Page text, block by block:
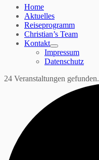
Home
Aktuelles
Reiseprogramm
Christian’s Team
Kontakt
Impressum
Datenschutz
24 Veranstaltungen gefunden.